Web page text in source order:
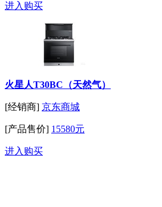
进入购买
火星人T30BC（天然气）
[经销商] 京东商城
[产品售价] 15580元
进入购买